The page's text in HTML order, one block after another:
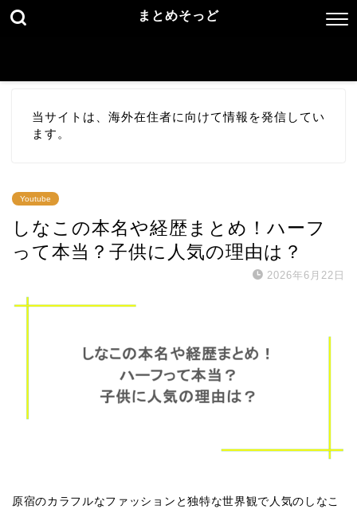
まとめそっど
当サイトは、海外在住者に向けて情報を発信してい
ます。
Youtube
しなこの本名や経歴まとめ！ハーフ
って本当？子供に人気の理由は？
2026年6月22日
原宿のカラフルなファッションと独特な世界観で人気のしなこ